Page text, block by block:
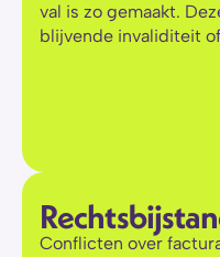
val is zo gemaakt.
blijvende invaliditeit
Conflicten over